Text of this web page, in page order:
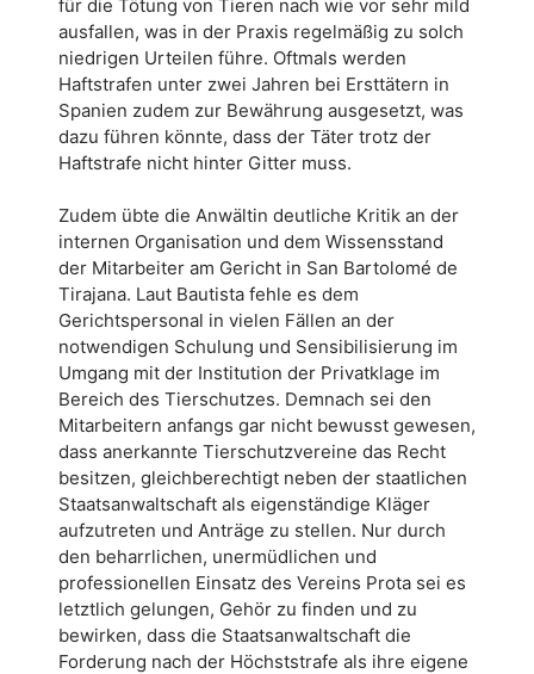
für die Tötung von Tieren nach wie vor sehr mild
ausfallen, was in der Praxis regelmäßig zu solch
niedrigen Urteilen führe. Oftmals werden
Haftstrafen unter zwei Jahren bei Ersttätern in
Spanien zudem zur Bewährung ausgesetzt, was
dazu führen könnte, dass der Täter trotz der
Haftstrafe nicht hinter Gitter muss.
Zudem übte die Anwältin deutliche Kritik an der
internen Organisation und dem Wissensstand
der Mitarbeiter am Gericht in San Bartolomé de
Tirajana. Laut Bautista fehle es dem
Gerichtspersonal in vielen Fällen an der
notwendigen Schulung und Sensibilisierung im
Umgang mit der Institution der Privatklage im
Bereich des Tierschutzes. Demnach sei den
Mitarbeitern anfangs gar nicht bewusst gewesen,
dass anerkannte Tierschutzvereine das Recht
besitzen, gleichberechtigt neben der staatlichen
Staatsanwaltschaft als eigenständige Kläger
aufzutreten und Anträge zu stellen. Nur durch
den beharrlichen, unermüdlichen und
professionellen Einsatz des Vereins Prota sei es
letztlich gelungen, Gehör zu finden und zu
bewirken, dass die Staatsanwaltschaft die
Forderung nach der Höchststrafe als ihre eigene